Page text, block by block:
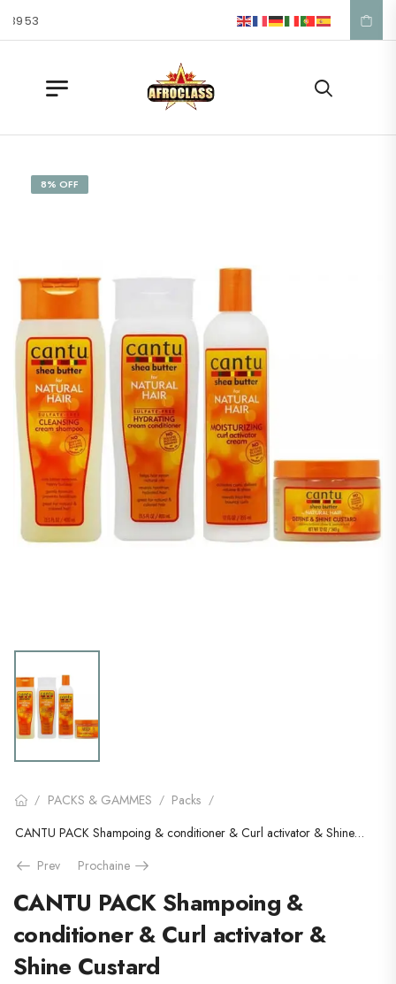
53
8% OFF
/ PACKS & GAMMES / Packs /
CANTU PACK Shampoing & conditioner & Curl activator & Shine Custard
Prev
Prochaine
CANTU PACK Shampoing &
conditioner & Curl activator &
Shine Custard